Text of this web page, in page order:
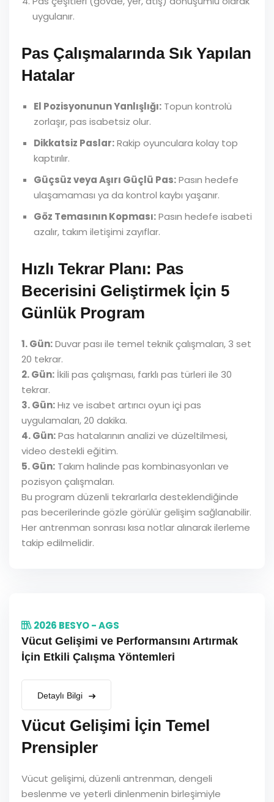
uygulanır.
Pas Çalışmalarında Sık Yapılan
Hatalar
El Pozisyonunun Yanlışlığı: Topun kontrolü
zorlaşır, pas isabetsiz olur.
Dikkatsiz Paslar:Rakip oyunculara kolay top
kaptırılır.
Güçsüz veya Aşırı Güçlü Pas:Pasın hedefe
ulaşamaması ya da kontrol kaybı yaşanır.
Göz Temasının Kopması:Pasın hedefe isabeti
azalır, takım iletişimi zayıflar.
Hızlı Tekrar Planı: Pas
Becerisini Geliştirmek İçin 5
Günlük Program
1. Gün:Duvar pası ile temel teknik çalışmaları, 3 set
20 tekrar.
2. Gün: İkili pas çalışması, farklı pas türleri ile 30
tekrar.
3. Gün:Hız ve isabet artırıcı oyun içi pas
uygulamaları, 20 dakika.
4. Gün:Pas hatalarının analizi ve düzeltilmesi,
video destekli eğitim.
5. Gün: Takım halinde pas kombinasyonları ve
pozisyon çalışmaları.
Bu program düzenli tekrarlarla desteklendiğinde
pas becerilerinde gözle görülür gelişim sağlanabilir.
Her antrenman sonrası kısa notlar alınarak ilerleme
takip edilmelidir.
2026 BESYO - AGS
Vücut Gelişimi ve Performansını Artırmak
İçin Etkili Çalışma Yöntemleri
Detaylı Bilgi
Vücut Gelişimi İçin Temel
Prensipler
Vücut gelişimi, düzenli antrenman, dengeli
beslenme ve yeterli dinlenmenin birleşimiyle